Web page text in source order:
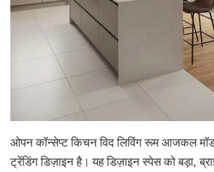
ओपन कॉन्सेप्ट किचन विद लिविंग रूम आजकल
ट्रेंडिंग डिज़ाइन है। यह डिज़ाइन स्पेस को बड़ा,